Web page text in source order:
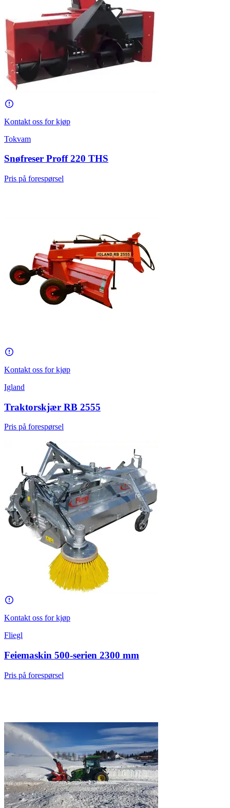
Kontakt oss for kjøp
Tokvam
Snøfreser Proff 220 THS
Pris på forespørsel
Kontakt oss for kjøp
Igland
Traktorskjær RB 2555
Pris på forespørsel
Kontakt oss for kjøp
Fliegl
Feiemaskin 500-serien 2300 mm
Pris på forespørsel